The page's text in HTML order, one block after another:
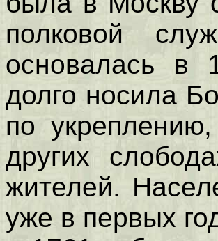
полковой
основалась в
долго носила
по
других
жителей.
уже в первых